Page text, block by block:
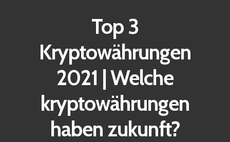
Top 3
Kryptowährungen
2021 | Welche
kryptowährungen
haben zukunft?